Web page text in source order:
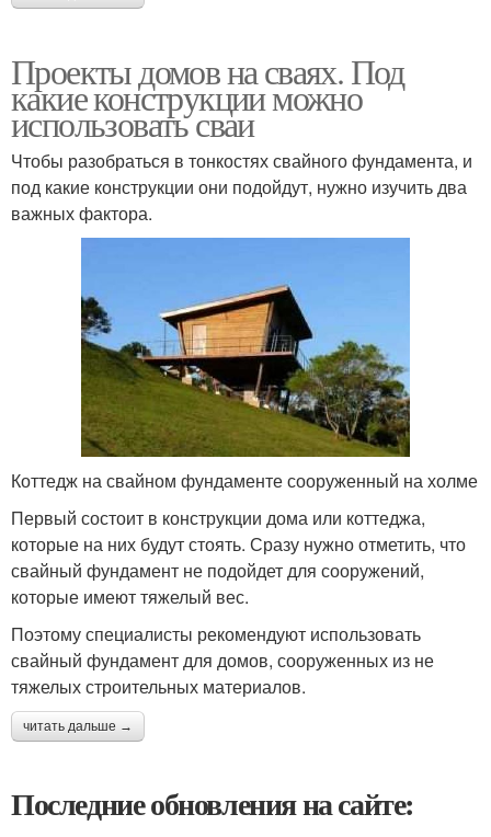
Проекты домов на сваях. Под
какие конструкции можно
использовать сваи
Чтобы разобраться в тонкостях свайного фундамента, и
под какие конструкции они подойдут, нужно изучить два
важных фактора.
Коттедж на свайном фундаменте сооруженный на холме
Первый состоит в конструкции дома или коттеджа,
которые на них будут стоять. Сразу нужно отметить, что
свайный фундамент не подойдет для сооружений,
которые имеют тяжелый вес.
Поэтому специалисты рекомендуют использовать
свайный фундамент для домов, сооруженных из не
тяжелых строительных материалов.
читать дальше →
Последние обновления на сайте: